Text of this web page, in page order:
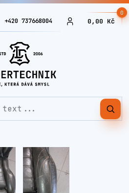
+420 737668004
0
0,00 Kč